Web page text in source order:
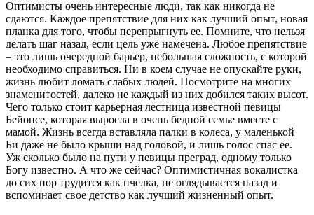
Оптимисты очень интересные люди, так как никогда не
сдаются. Каждое препятствие для них как лучший опыт, новая
планка для того, чтобы перепрыгнуть ее. Помните, что нельзя
делать шаг назад, если цель уже намечена. Любое препятствие
– это лишь очередной барьер, небольшая сложность, с которой
необходимо справиться. Ни в коем случае не опускайте руки,
жизнь любит ломать слабых людей. Посмотрите на многих
знаменитостей, далеко не каждый из них добился таких высот.
Чего только стоит карьерная лестница известной певицы
Бейонсе, которая выросла в очень бедной семье вместе с
мамой. Жизнь всегда вставляла палки в колеса, у маленькой
Би даже не было крыши над головой, и лишь голос спас ее.
Уж сколько было на пути у певицы преград, одному только
Богу известно. А что же сейчас? Оптимистичная вокалистка
до сих пор трудится как пчелка, не оглядывается назад и
вспоминает свое детство как лучший жизненный опыт.